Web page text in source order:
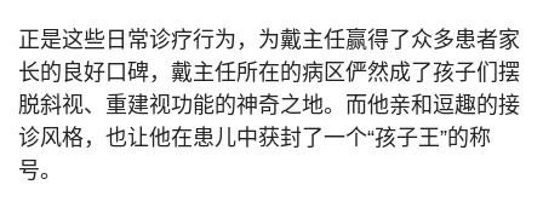
正是这些日常诊疗行为，为戴主任赢得了众多患者家
长的良好口碑，戴主任所在的病区俨然成了孩子们摆
脱斜视、重建视功能的神奇之地。而他亲和逗趣的接
诊风格，也让他在患儿中获封了一个“孩子王”的称
号。